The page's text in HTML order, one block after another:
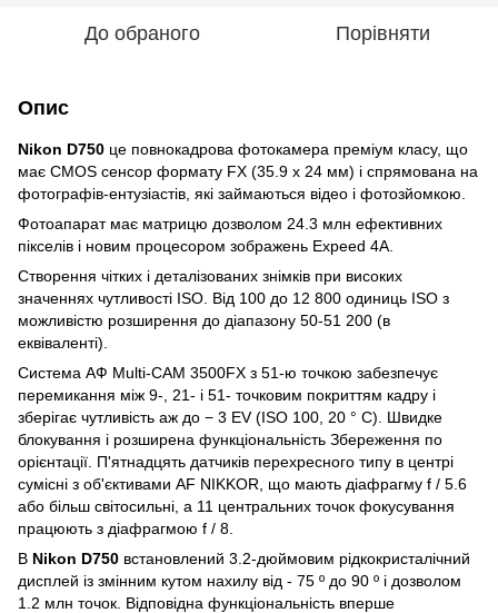
До обраного Порівняти
Опис
Nikon D750 це повнокадрова фотокамера преміум класу, що
має CMOS сенсор формату FX (35.9 x 24 мм) і спрямована на
фотографів-ентузіастів, які займаються відео і фотозйомкою.
Фотоапарат має матрицю дозволом 24.3 млн ефективних
пікселів і новим процесором зображень Expeed 4A.
Створення чітких і деталізованих знімків при високих
значеннях чутливості ISO. Від 100 до 12 800 одиниць ISO з
можливістю розширення до діапазону 50-51 200 (в
еквіваленті).
Система АФ Multi-CAM 3500FX з 51-ю точкою забезпечує
перемикання між 9-, 21- і 51- точковим покриттям кадру і
зберігає чутливість аж до − 3 EV (ISO 100, 20 ° C). Швидке
блокування і розширена функціональність Збереження по
орієнтації. П'ятнадцять датчиків перехресного типу в центрі
сумісні з об'єктивами AF NIKKOR, що мають діафрагму f / 5.6
або більш світосильні, а 11 центральних точок фокусування
працюють з діафрагмою f / 8.
В Nikon D750 встановлений 3.2-дюймовим рідкокристалічний
дисплей із змінним кутом нахилу від - 75 º до 90 º і дозволом
1.2 млн точок. Відповідна функціональність вперше